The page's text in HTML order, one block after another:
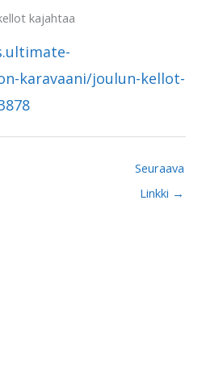
kajahtaa
karavaani/joulun-kellot-
Seuraava
Linkki →